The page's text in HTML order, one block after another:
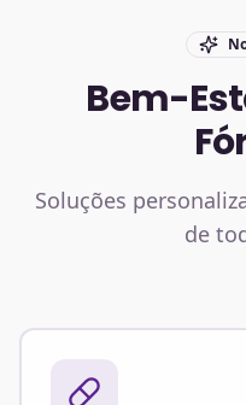
Bem-
Soluções
de